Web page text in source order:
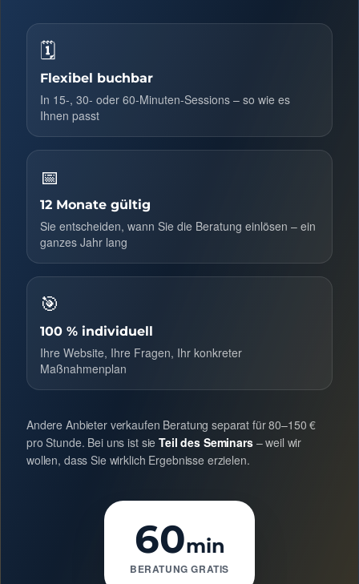
🗓
Flexibel buchbar
In 15-, 30- oder 60-Minuten-Sessions – so wie es
Ihnen passt
📅
12 Monate gültig
Sie entscheiden, wann Sie die Beratung einlösen – ein
ganzes Jahr lang
🎯
100 % individuell
Ihre Website, Ihre Fragen, Ihr konkreter
Maßnahmenplan
Andere Anbieter verkaufen Beratung separat für 80–150 €
pro Stunde. Bei uns ist sieTeil des Seminars– weil wir
wollen, dass Sie wirklich Ergebnisse erzielen.
60min
BERATUNG GRATIS